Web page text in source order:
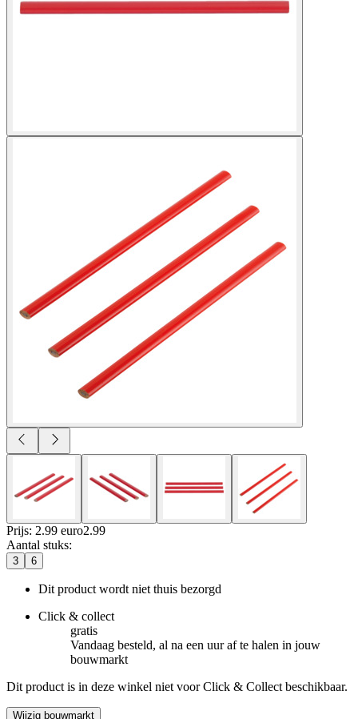
Prijs: 2.99 euro2.99
Aantal stuks:
3 6
Dit product wordt niet thuis bezorgd
Click & collect
gratis
Vandaag besteld, al na een uur af te halen in jouw
bouwmarkt
Dit product is in deze winkel niet voor Click & Collect beschikbaar.
Wijzig bouwmarkt